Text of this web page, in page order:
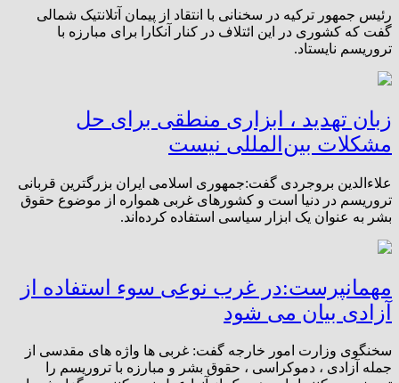
رئیس جمهور ترکیه در سخنانی با انتقاد از پیمان آتلانتیک شمالی
گفت که کشوری در این ائتلاف در کنار آنکارا برای مبارزه با
تروریسم نایستاد.
زبان تهدید ، ابزاری منطقی‎ ‎برای حل
مشکلات بین‌المللی نیست
‎تروریسم در دنیا است و کشورهای غربی همواره از موضوع ‏حقوق
بشر به‌ عنوان یک ابزار‏‎ ‎سیاسی استفاده کرده‌اند‎.
مهمانپرست:در غرب نوعی سوء استفاده از
آزادی بیان می شود
سخنگوی وزارت امور خارجه گفت: غربی ها واژه های مقدسی از
جمله آزادی ، دموکراسی ،‌ حقوق بشر و مبارزه با تروریسم را